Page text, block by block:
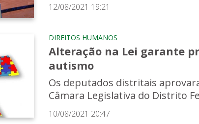
12/08/2021 19:21
DIREITOS HUMANOS
Alteração na Lei garante
autismo
Os deputados distritais
Câmara Legislativa do Distrito
10/08/2021 20:47